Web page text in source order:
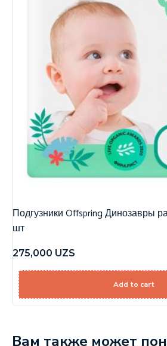
Подгузники Offspring Динозавры
шт
275,000 UZS
Add to cart
Вам также может